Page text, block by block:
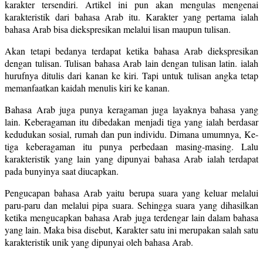
karakter tersendiri. Artikel ini pun akan mengulas mengenai
karakteristik dari bahasa Arab itu. Karakter yang pertama ialah
bahasa Arab bisa diekspresikan melalui lisan maupun tulisan.
Akan tetapi bedanya terdapat ketika bahasa Arab diekspresikan
dengan tulisan. Tulisan bahasa Arab lain dengan tulisan latin. ialah
hurufnya ditulis dari kanan ke kiri. Tapi untuk tulisan angka tetap
memanfaatkan kaidah menulis kiri ke kanan.
Bahasa Arab juga punya keragaman juga layaknya bahasa yang
lain. Keberagaman itu dibedakan menjadi tiga yang ialah berdasar
kedudukan sosial, rumah dan pun individu. Dimana umumnya, Ke-
tiga keberagaman itu punya perbedaan masing-masing. Lalu
karakteristik yang lain yang dipunyai bahasa Arab ialah terdapat
pada bunyinya saat diucapkan.
Pengucapan bahasa Arab yaitu berupa suara yang keluar melalui
paru-paru dan melalui pipa suara. Sehingga suara yang dihasilkan
ketika mengucapkan bahasa Arab juga terdengar lain dalam bahasa
yang lain. Maka bisa disebut, Karakter satu ini merupakan salah satu
karakteristik unik yang dipunyai oleh bahasa Arab.